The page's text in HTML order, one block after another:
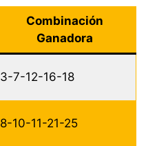
Combinación
Ganadora
3-7-12-16-18
8-10-11-21-25